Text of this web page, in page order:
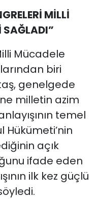
MİLLİ
SAĞLADI”
Mücadele
biri
genelgede
milletin azim
temel
Hükümeti’nin
açık
ifade eden
ilk kez güçlü